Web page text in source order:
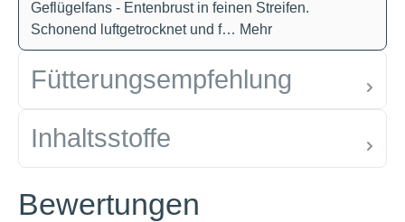
Geflügelfans - Entenbrust in feinen Streifen.
Schonend luftgetrocknet und f… Mehr
Fütterungsempfehlung
Inhaltsstoffe
Bewertungen